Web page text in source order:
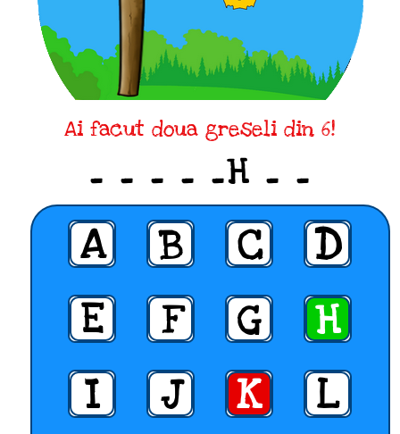
Ai facut doua greseli din 6!
_ _ _ _ _H _ _
A B C
D
E
F G
H
I
J K
L